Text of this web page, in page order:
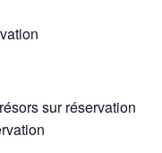
sur réservation